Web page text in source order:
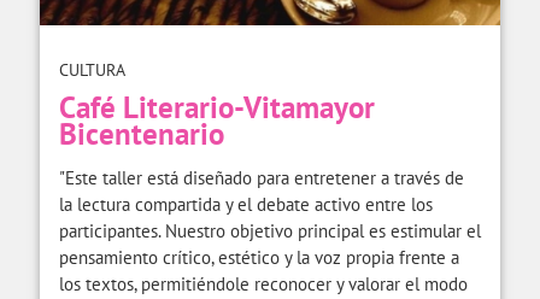
CULTURA
Café Literario-Vitamayor
Bicentenario
"Este taller está diseñado para entretener a través de
la lectura compartida y el debate activo entre los
participantes. Nuestro objetivo principal es estimular el
pensamiento crítico, estético y la voz propia frente a
los textos, permitiéndole reconocer y valorar el modo